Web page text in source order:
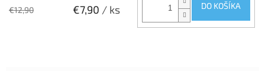
€12,90 €7,90 / ks DO KOŠÍKA